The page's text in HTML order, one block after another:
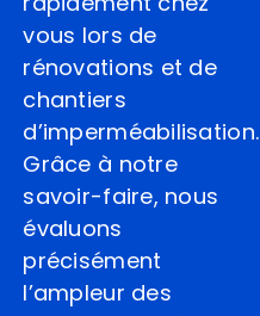
vous lors de
rénovations et de
chantiers
d’imperméabilisation.
Grâce à notre
savoir-faire, nous
évaluons
précisément
l’ampleur des